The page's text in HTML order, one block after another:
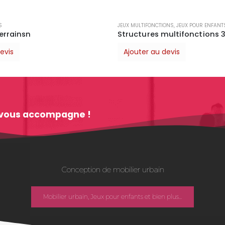
3 tours
GRAFIC GAMES,JEUX POUR ENFANTS,
Finition Amazone
Ajouter au devis
accompagne !
Conception de mobilier urbain
Mobilier urbain, Jeux pour enfants et bien plus...